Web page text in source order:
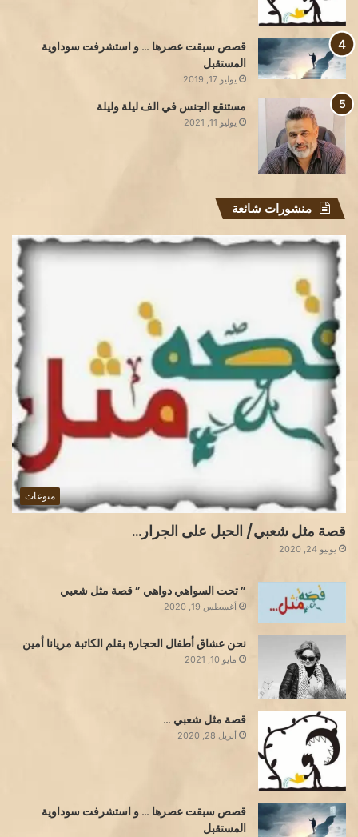
قصص سبقت عصرها … و استشرفت سوداوية
المستقبل
يوليو 17, 2019
مستنقع الجنس في الف ليلة وليلة
يوليو 11, 2021
منشورات شائعة
منوعات
قصة مثل شعبي/ الحبل على الجرار…
يونيو 24, 2020
” تحت السواهي دواهي ” قصة مثل شعبي
أغسطس 19, 2020
نحن عشاق أطفال الحجارة بقلم الكاتبة مريانا أمين
مايو 10, 2021
قصة مثل شعبي …
أبريل 28, 2020
قصص سبقت عصرها … و استشرفت سوداوية
المستقبل